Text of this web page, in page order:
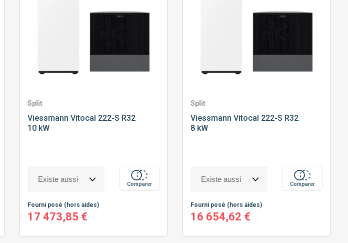
Split
Viessmann Vitocal 222-S R32
10 kW
Comparer
Fourni posé (hors aides)
17 473,85 €
Split
Viessmann Vitocal 222-S R32
8 kW
Comparer
Fourni posé (hors aides)
16 654,62 €